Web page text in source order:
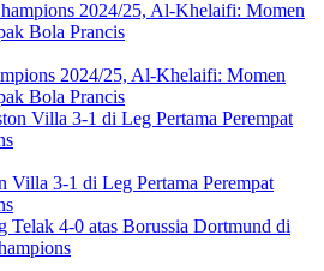
2024/25, Al-Khelaifi: Momen
Bola Prancis
Villa 3-1 di Leg Pertama Perempat